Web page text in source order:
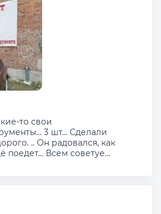
то свои
3 шт... Сделали
.. Он радовался, как
поедет... Всем советуе...